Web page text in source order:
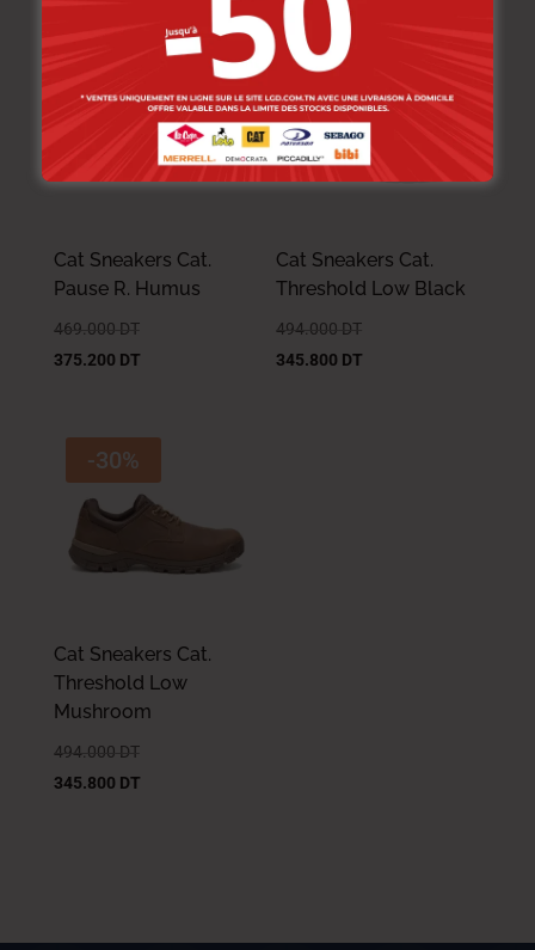
Cat Sneakers Cat.
Pause R. Humus
469.000 DT
375.200 DT
-30%
Cat Sneakers Cat.
Threshold Low Black
494.000 DT
345.800 DT
-30%
Cat Sneakers Cat.
Threshold Low
Mushroom
494.000 DT
345.800 DT